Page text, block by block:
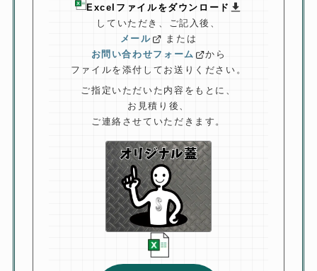
Excelファイルをダウンロード
していただき、 ご記入後、
メール
または
お問い合わせフォーム
から
ファイルを添付してお送りください。
ご指定いただいた内容をもとに、
お見積り後、
ご連絡させていただきます。